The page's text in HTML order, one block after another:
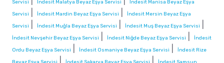
Servisi İndesit Malatya Beyaz Eşya Servisi
İndesit Manisa Beyaz Eşya
Servisi
İndesit Mardin Beyaz Eşya Servisi
İndesit Mersin Beyaz Eşya
Servisi
İndesit Muğla Beyaz Eşya Servisi İndesit Muş Beyaz Eşya Servisi
İndesit Nevşehir Beyaz Eşya Servisi İndesit Niğde Beyaz Eşya Servisi
İndesit
Ordu Beyaz Eşya Servisi
İndesit Osmaniye Beyaz Eşya Servisi
İndesit Rize